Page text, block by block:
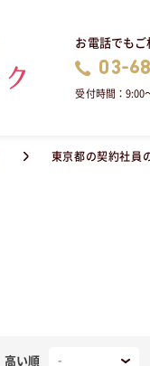
お電話でも
03-
受付時間：9:00
東京都の契約社員
高い順